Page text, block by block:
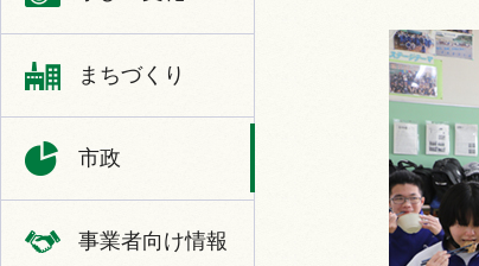
まちづくり
市政
事業者向け情報